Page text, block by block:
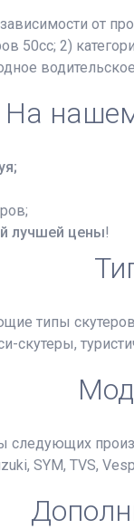
от
50cc; 2)
На
лучшей цены!
типы
SYM, TVS,